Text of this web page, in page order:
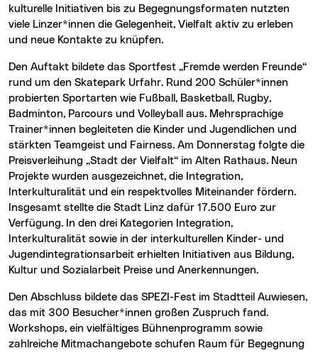
kulturelle Initiativen bis zu Begegnungsformaten nutzten
viele Linzer*innen die Gelegenheit, Vielfalt aktiv zu erleben
und neue Kontakte zu knüpfen.
Den Auftakt bildete das Sportfest „Fremde werden Freunde“
rund um den Skatepark Urfahr. Rund 200 Schüler*innen
probierten Sportarten wie Fußball, Basketball, Rugby,
Badminton, Parcours und Volleyball aus. Mehrsprachige
Trainer*innen begleiteten die Kinder und Jugendlichen und
stärkten Teamgeist und Fairness. Am Donnerstag folgte die
Preisverleihung „Stadt der Vielfalt“ im Alten Rathaus. Neun
Projekte wurden ausgezeichnet, die Integration,
Interkulturalität und ein respektvolles Miteinander fördern.
Insgesamt stellte die Stadt Linz dafür 17.500 Euro zur
Verfügung. In den drei Kategorien Integration,
Interkulturalität sowie in der interkulturellen Kinder- und
Jugendintegrationsarbeit erhielten Initiativen aus Bildung,
Kultur und Sozialarbeit Preise und Anerkennungen.
Den Abschluss bildete das SPEZI-Fest im Stadtteil Auwiesen,
das mit 300 Besucher*innen großen Zuspruch fand.
Workshops, ein vielfältiges Bühnenprogramm sowie
zahlreiche Mitmachangebote schufen Raum für Begegnung